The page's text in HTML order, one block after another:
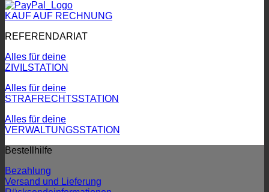
KAUF AUF RECHNUNG
REFERENDARIAT
Alles für deine
ZIVILSTATION
Alles für deine
STRAFRECHTSSTATION
Alles für deine
VERWALTUNGSSTATION
Bestellhilfe
Bezahlung
Versand und Lieferung